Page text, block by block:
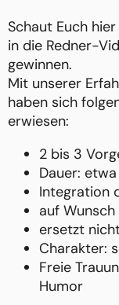
Schaut Euch
in die Redner-
gewinnen.
Mit unserer
haben sich
erwiesen:
2 bis 3
Dauer:
Integration
auf
ersetzt
Charakter:
Freie
Humor